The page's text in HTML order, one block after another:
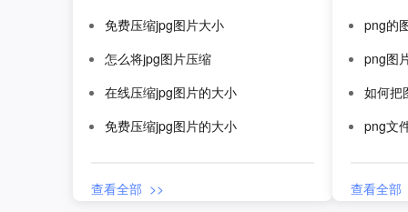
免费压缩jpg图片大小
怎么将jpg图片压缩
在线压缩jpg图片的大小
免费压缩jpg图片的大小
查看全部 >>
png的
png图
如何把
png文
查看全部